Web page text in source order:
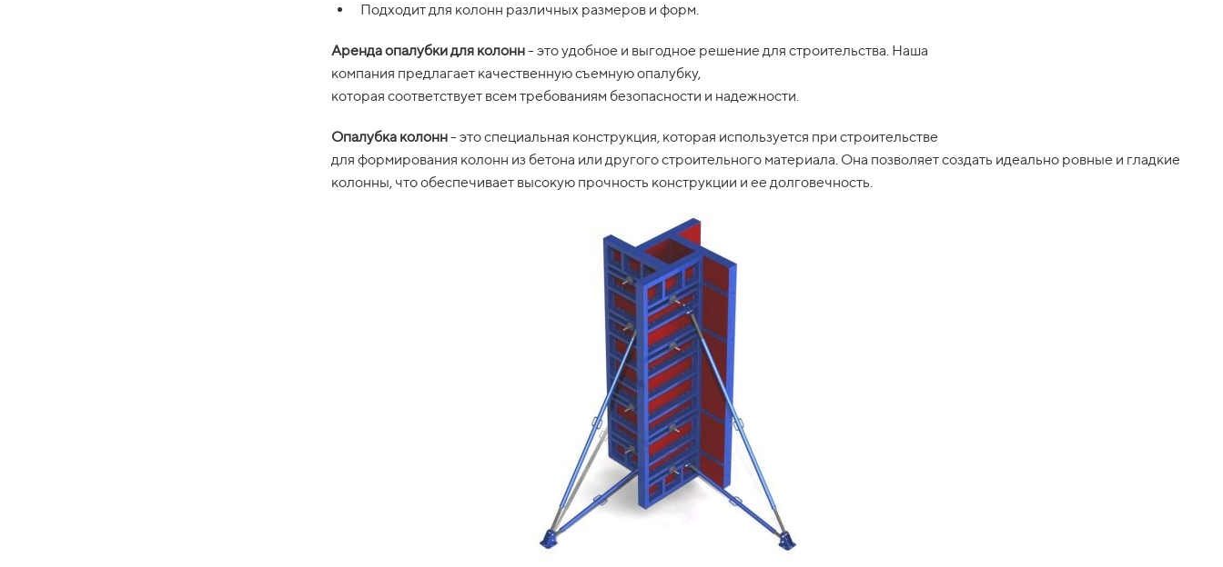
Подходит для колонн различных размеров и форм.
Аренда опалубки для колонн- это удобное и выгодное решение для строительства. Наша
компания предлагает качественную съемную опалубку,
которая соответствует всем требованиям безопасности и надежности.
Опалубка колонн- это специальная конструкция, которая используется при строительстве
для формирования колонн из бетона или другого строительного материала. Она позволяет создать идеально ровные и гладкие
колонны, что обеспечивает высокую прочность конструкции и ее долговечность.